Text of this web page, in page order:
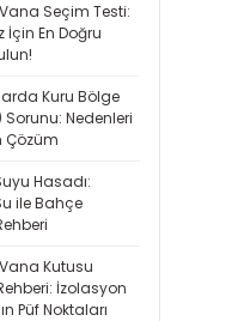
Seçim Testi:
İçin En Doğru
Kuru Bölge
Sorunu: Nedenleri
Çözüm
Hasadı:
ile Bahçe
Kutusu
İzolasyon
Püf Noktaları